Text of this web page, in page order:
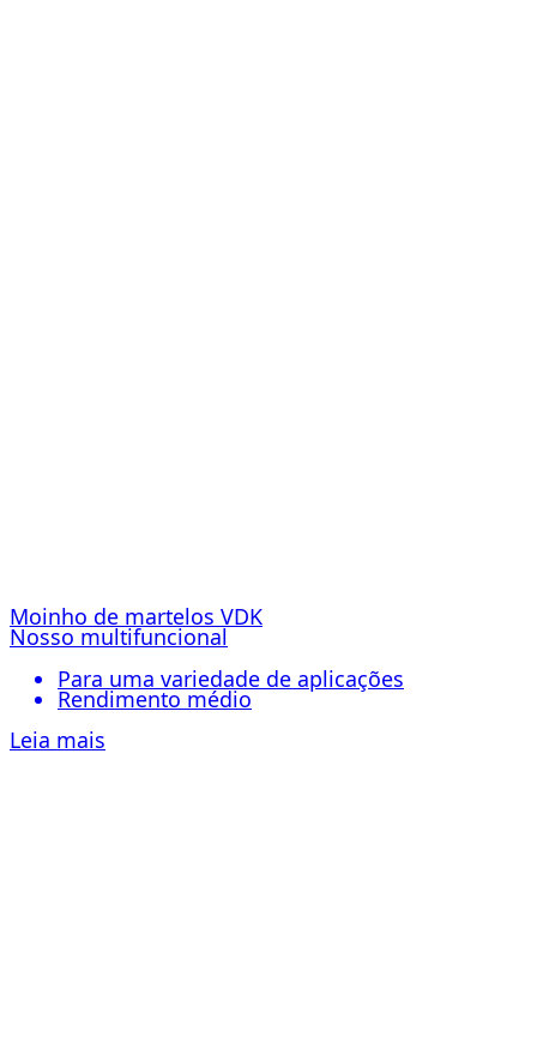
Moinho de martelos VDK
Nosso multifuncional
Para uma variedade de aplicações
Rendimento médio
Leia mais